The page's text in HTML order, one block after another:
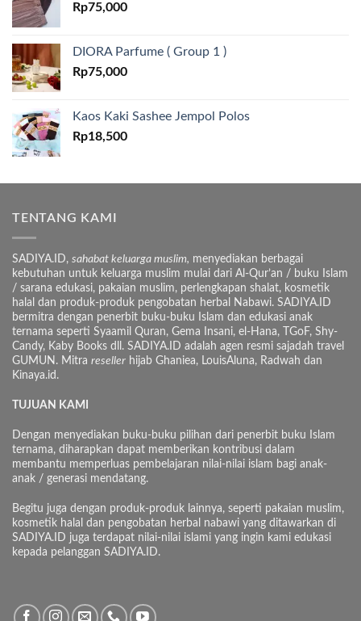
Rp75,000
DIORA Parfume ( Group 1 )
Rp75,000
Kaos Kaki Sashee Jempol Polos
Rp18,500
TENTANG KAMI
SADIYA.ID, sahabat keluarga muslim, menyediakan berbagai
kebutuhan untuk keluarga muslim mulai dari Al-Qur’an / buku Islam
/ sarana edukasi, pakaian muslim, perlengkapan shalat, kosmetik
halal dan produk-produk pengobatan herbal Nabawi. SADIYA.ID
bermitra dengan penerbit buku-buku Islam dan edukasi anak
ternama seperti Syaamil Quran, Gema Insani, el-Hana, TGoF, Shy-
Candy, Kaby Books dll. SADIYA.ID adalah agen resmi sajadah travel
GUMUN. Mitra reseller hijab Ghaniea, LouisAluna, Radwah dan
Kinaya.id.
TUJUAN KAMI
Dengan menyediakan buku-buku pilihan dari penerbit buku Islam
ternama, diharapkan dapat memberikan kontribusi dalam
membantu memperluas pembelajaran nilai-nilai islam bagi anak-
anak / generasi mendatang.
Begitu juga dengan produk-produk lainnya, seperti pakaian muslim,
kosmetik halal dan pengobatan herbal nabawi yang ditawarkan di
SADIYA.ID juga terdapat nilai-nilai islami yang ingin kami edukasi
kepada pelanggan SADIYA.ID.